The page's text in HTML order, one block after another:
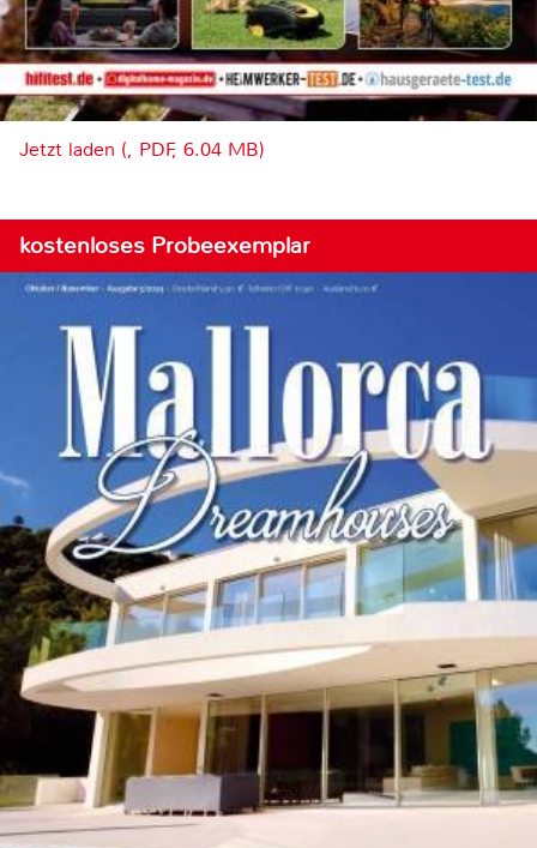
Jetzt laden (, PDF, 6.04 MB)
kostenloses Probeexemplar